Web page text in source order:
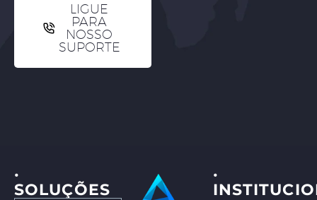
LIGUE
PARA
NOSSO
SUPORTE
·
SOLUÇÕES
·